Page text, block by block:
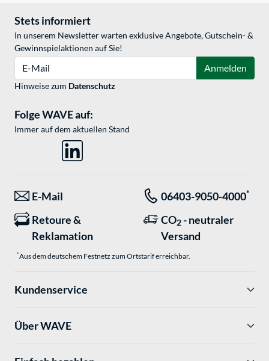
Stets informiert
In unserem Newsletter warten exklusive Angebote, Gutschein- &
Gewinnspielaktionen auf Sie!
Anmelden
Hinweise zum Datenschutz
Folge WAVE auf:
Immer auf dem aktuellen Stand
E-Mail 06403-9050-4000*
Retoure &
Reklamation
CO2 - neutraler
Versand
*Aus dem deutschem Festnetz zum Ortstarif erreichbar.
Kundenservice
Über WAVE